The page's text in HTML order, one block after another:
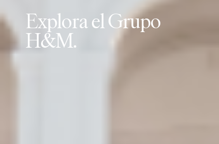
ExploraelGrupo
H&M.